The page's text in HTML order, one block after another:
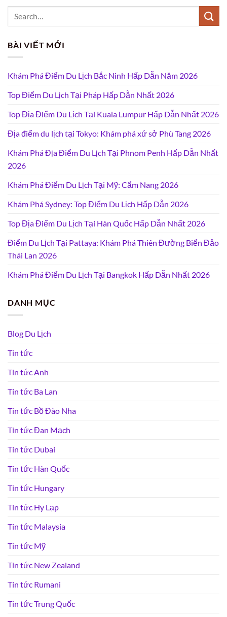
BÀI VIẾT MỚI
Khám Phá Điểm Du Lịch Bắc Ninh Hấp Dẫn Năm 2026
Top Điểm Du Lịch Tại Pháp Hấp Dẫn Nhất 2026
Top Địa Điểm Du Lịch Tại Kuala Lumpur Hấp Dẫn Nhất 2026
Địa điểm du lịch tại Tokyo: Khám phá xứ sở Phù Tang 2026
Khám Phá Địa Điểm Du Lịch Tại Phnom Penh Hấp Dẫn Nhất
2026
Khám Phá Điểm Du Lịch Tại Mỹ: Cẩm Nang 2026
Khám Phá Sydney: Top Điểm Du Lịch Hấp Dẫn 2026
Top Địa Điểm Du Lịch Tại Hàn Quốc Hấp Dẫn Nhất 2026
Điểm Du Lịch Tại Pattaya: Khám Phá Thiên Đường Biển Đảo
Thái Lan 2026
Khám Phá Điểm Du Lịch Tại Bangkok Hấp Dẫn Nhất 2026
DANH MỤC
Blog Du Lịch
Tin tức
Tin tức Anh
Tin tức Ba Lan
Tin tức Bồ Đào Nha
Tin tức Đan Mạch
Tin tức Dubai
Tin tức Hàn Quốc
Tin tức Hungary
Tin tức Hy Lạp
Tin tức Malaysia
Tin tức Mỹ
Tin tức New Zealand
Tin tức Rumani
Tin tức Trung Quốc